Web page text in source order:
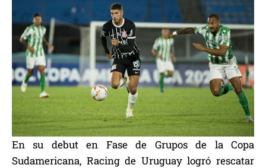
En su debut en Fase de Grupos de la Copa
Sudamericana, Racing de Uruguay logró rescatar